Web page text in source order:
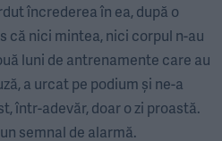
încrederea în ea, după o
că nici mintea, nici corpul n-au
luni de antrenamente care au
a urcat pe podium și ne-a
într-adevăr, doar o zi proastă.
semnal de alarmă.